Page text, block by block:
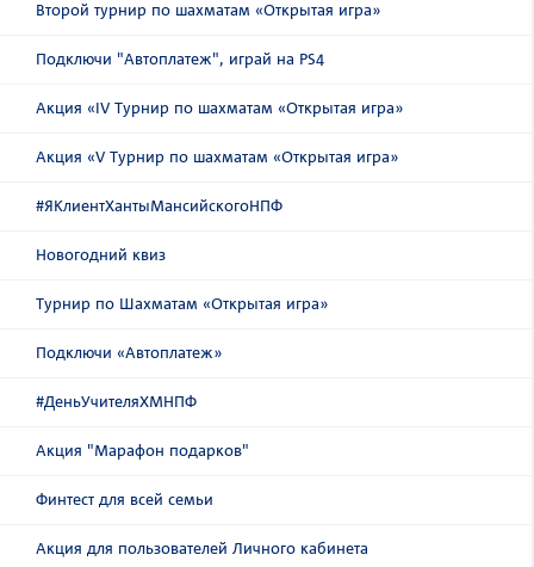
Второй турнир по шахматам «Открытая игра»
Подключи "Автоплатеж", играй на PS4
Акция «IV Турнир по шахматам «Открытая игра»
Акция «V Турнир по шахматам «Открытая игра»
#ЯКлиентХантыМансийскогоНПФ
Новогодний квиз
Турнир по Шахматам «Открытая игра»
Подключи «Автоплатеж»
#ДеньУчителяХМНПФ
Акция "Марафон подарков"
Финтест для всей семьи
Акция для пользователей Личного кабинета